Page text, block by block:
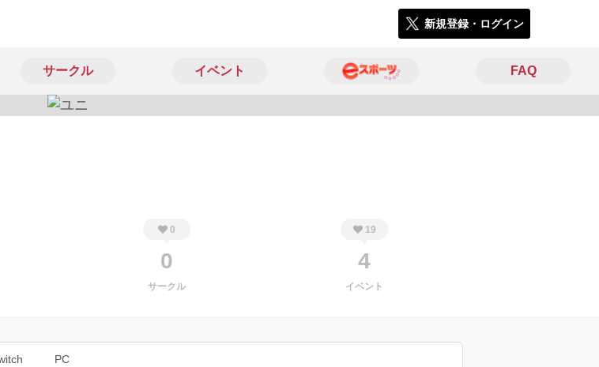
新規登録・ログイン
サークル イベント FAQ
0
0
サークル
19
4
イベント
PC